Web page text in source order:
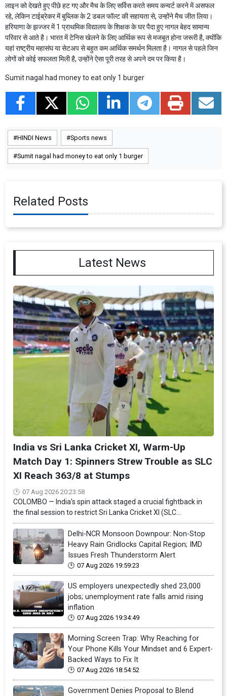
लाइन को देखते हुए पीछे हट गए और मैच के लिए सर्विस करते समय कन्वर्ट करने में असफल
रहे, लेकिन टाईब्रेकर में बुब्लिक के 2 डबल फॉल्ट की सहायता से, उन्होंने मैच जीत लिया।
हरियाणा के झज्जर में 1 प्राथमिक विद्यालय के शिक्षक के घर पैदा हुए नागल बेहद सामान्य
परिवार से आते है। भारत में टेनिस खेलने के लिए आर्थिक रूप से मजबूत होना जरूरी है, क्योंकि
यहां राष्ट्रीय महासंघ या सेटअप से बहुत कम आर्थिक समर्थन मिलता है। नागल से पहले जिन
लोगों को कोई सफलता मिली है, उन्होंने ऐसा पूरी तरह से अपने दम पर किया है।
Sumit nagal had money to eat only 1 burger
HINDI News Sports news
Sumit nagal had money to eat only 1 burger
Related Posts
Latest News
India vs Sri Lanka Cricket XI, Warm-Up
Match Day 1: Spinners Strew Trouble as SLC
XI Reach 363/8 at Stumps
07 Aug 2026 20:23:58
COLOMBO — India's spin attack staged a crucial fightback in
the final session to restrict Sri Lanka Cricket XI (SLC...
Delhi-NCR Monsoon Downpour: Non-Stop
Heavy Rain Gridlocks Capital Region; IMD
Issues Fresh Thunderstorm Alert
07 Aug 2026 19:59:23
US employers unexpectedly shed 23,000
jobs; unemployment rate falls amid rising
inflation
07 Aug 2026 19:34:49
Morning Screen Trap: Why Reaching for
Your Phone Kills Your Mindset and 6 Expert-
Backed Ways to Fix It
07 Aug 2026 18:54:52
Government Denies Proposal to Blend